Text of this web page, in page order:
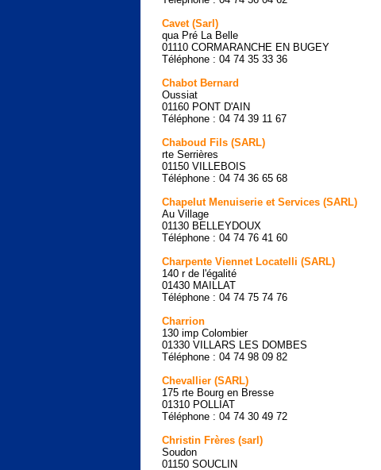
Cavet (Sarl)
qua Pré La Belle
01110 CORMARANCHE EN BUGEY
Téléphone : 04 74 35 33 36
Chabot Bernard
Oussiat
01160 PONT D'AIN
Téléphone : 04 74 39 11 67
Chaboud Fils (SARL)
rte Serrières
01150 VILLEBOIS
Téléphone : 04 74 36 65 68
Chapelut Menuiserie et Services (SARL)
Au Village
01130 BELLEYDOUX
Téléphone : 04 74 76 41 60
Charpente Viennet Locatelli (SARL)
140 r de l'égalité
01430 MAILLAT
Téléphone : 04 74 75 74 76
Charrion
130 imp Colombier
01330 VILLARS LES DOMBES
Téléphone : 04 74 98 09 82
Chevallier (SARL)
175 rte Bourg en Bresse
01310 POLLIAT
Téléphone : 04 74 30 49 72
Christin Frères (sarl)
Soudon
01150 SOUCLIN